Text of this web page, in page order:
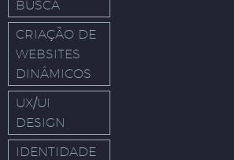
BUSCA
CRIAÇÃO DE
WEBSITES
DINÂMICOS
UX/UI
DESIGN
IDENTIDADE